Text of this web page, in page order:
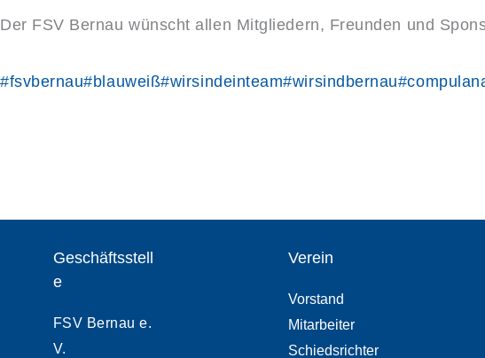
Der FSV Bernau wünscht allen Mitgliedern, Freunden und
#fsvbernau#blauweiß#wirsindeinteam#wirsindbernau
Geschäftsstell
e
FSV Bernau e.
V.
Verein
Vorstand
Mitarbeiter
Schiedsrichter